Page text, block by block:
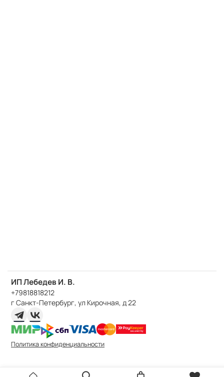
ИП Лебедев И. В.
+79818818212
г Санкт-Петербург, ул Кирочная, д 22
Политика конфиденциальности